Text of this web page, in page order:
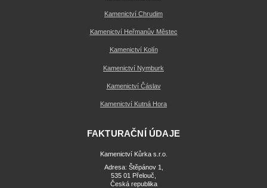
Kamenictví Chrudim
Kamenictví Heřmanův Městec
Kamenictví Kolín
Kamenictví Nymburk
Kamenictví Čáslav
Kamenictví Kutná Hora
FAKTURAČNÍ ÚDAJE
Kamenictví Kůrka s.r.o.
Adresa: Štěpánov 1,
535 01 Přelouč,
Česká republika